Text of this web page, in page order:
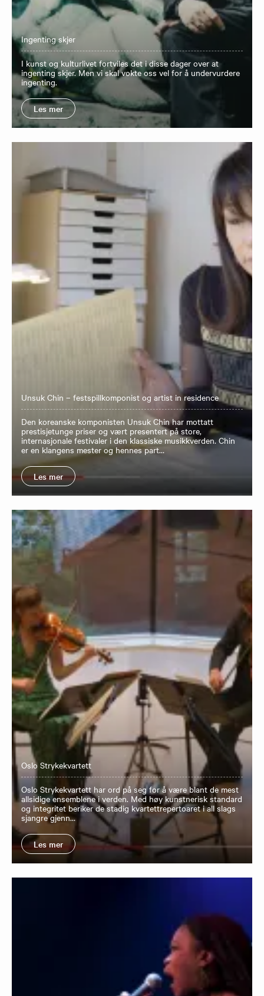
Ingenting skjer
I kunst og kulturlivet fortviles det i disse dager over at
ingenting skjer. Men vi skal vokte oss vel for å undervurdere
ingenting.
Les mer
Unsuk Chin – festspillkomponist og artist in residence
Den koreanske komponisten Unsuk Chin har mottatt
prestisjetunge priser og vært presentert på store,
internasjonale festivaler i den klassiske musikkverden. Chin
er en klangens mester og hennes part…
Les mer
Oslo Strykekvartett
Oslo Strykekvartett har ord på seg for å være blant de mest
allsidige ensemblene i verden. Med høy kunstnerisk standard
og integritet beriker de stadig kvartettrepertoaret i all slags
sjangre gjenn…
Les mer